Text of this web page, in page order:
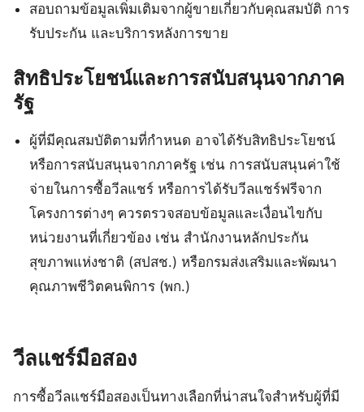
สอบถามข้อมูลเพิ่มเติมจากผู้ขายเกี่ยวกับคุณสมบัติ การ
รับประกัน และบริการหลังการขาย
สิทธิประโยชน์และการสนับสนุนจากภาค
รัฐ
ผู้ที่มีคุณสมบัติตามที่กำหนด อาจได้รับสิทธิประโยชน์
หรือการสนับสนุนจากภาครัฐ เช่น การสนับสนุนค่าใช้
จ่ายในการซื้อวีลแชร์ หรือการได้รับวีลแชร์ฟรีจาก
โครงการต่างๆ ควรตรวจสอบข้อมูลและเงื่อนไขกับ
หน่วยงานที่เกี่ยวข้อง เช่น สำนักงานหลักประกัน
สุขภาพแห่งชาติ (สปสช.) หรือกรมส่งเสริมและพัฒนา
คุณภาพชีวิตคนพิการ (พก.)
วีลแชร์มือสอง
การซื้อวีลแชร์มือสองเป็นทางเลือกที่น่าสนใจสำหรับผู้ที่มี